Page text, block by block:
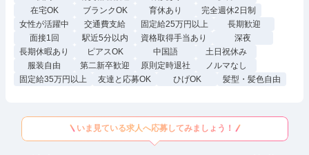
在宅OK
ブランクOK 育休あり
完全週休2日制
女性が活躍中
交通費支給 固定給25万円以上
長期歓迎
面接1回
駅近5分以内 資格取得手当あり
深夜
長期休暇あり
ピアスOK 中国語
土日祝休み
服装自由
第二新卒歓迎 原則定時退社
ノルマなし
固定給35万円以上
友達と応募OK ひげOK 髪型・髪色自由
いま見ている求人へ応募してみましょう！